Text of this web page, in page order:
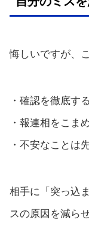
悔しいですが、
・確認を徹底する
・報連相をこま
・不安なことは
相手に「突っ込
スの原因を減ら